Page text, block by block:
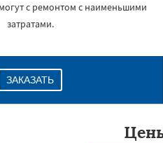
с ремонтом с наименьшими
затратами.
ЗАКАЗАТЬ